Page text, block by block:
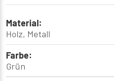
Material:
Holz, Metall
Farbe:
Grün